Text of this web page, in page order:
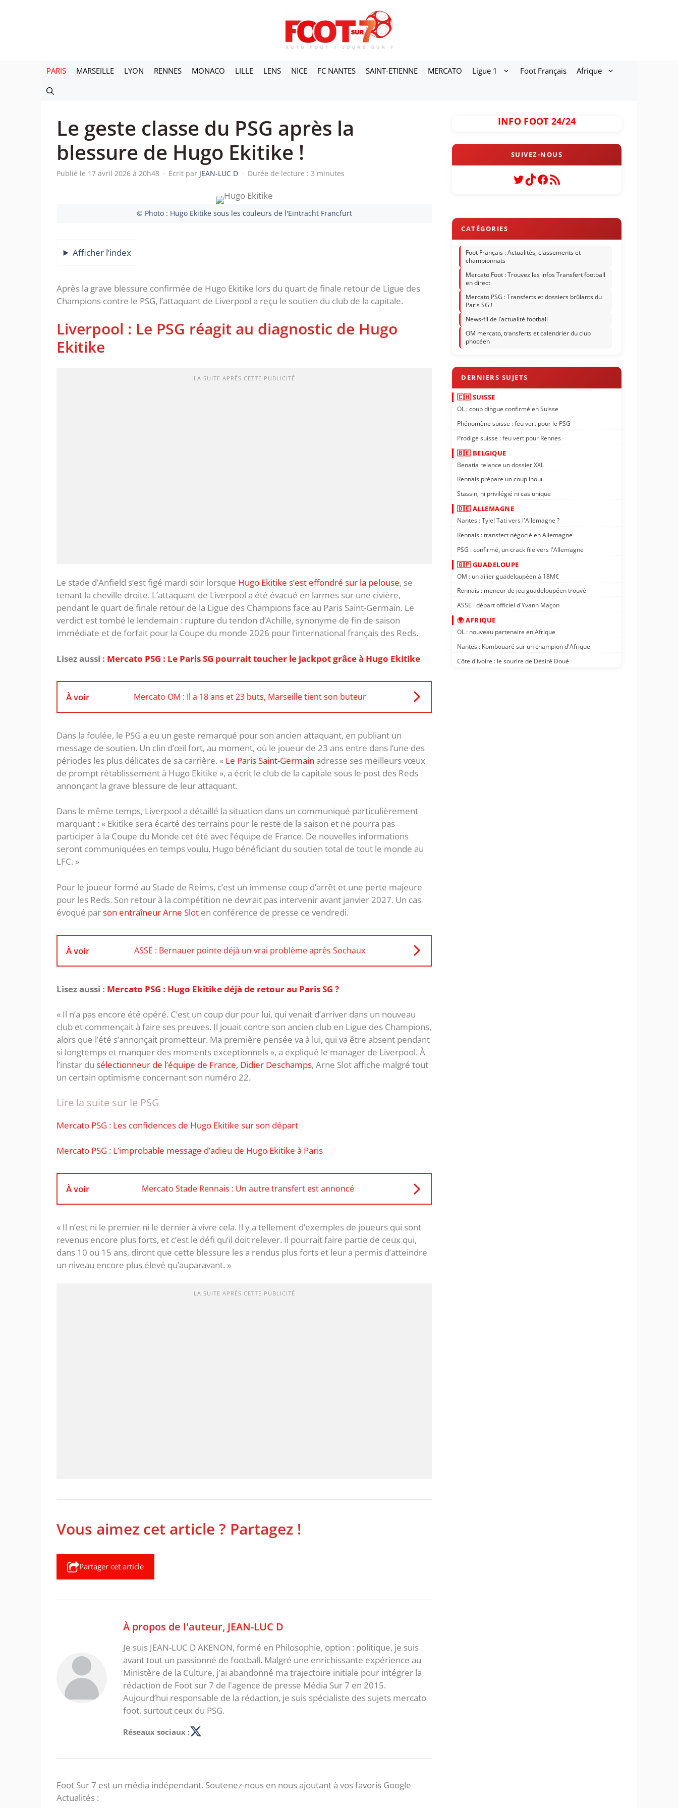
PARIS MARSEILLE LYON RENNES MONACO LILLE LENS NICE FC NANTES SAINT-ETIENNE MERCATO Ligue 1 Foot Français Afrique
Le geste classe du PSG après la
blessure de Hugo Ekitike !
Publié le 17 avril 2026 à 20h48 · Écrit par JEAN-LUC D · Durée de lecture : 3 minutes
© Photo : Hugo Ekitike sous les couleurs de l'Eintracht Francfurt
Afficher l’index
Après la grave blessure confirmée de Hugo Ekitike lors du quart de finale retour de Ligue des
Champions contre le PSG, l’attaquant de Liverpool a reçu le soutien du club de la capitale.
Liverpool : Le PSG réagit au diagnostic de Hugo
Ekitike
LA SUITE APRÈS CETTE PUBLICITÉ
Le stade d’Anfield s’est figé mardi soir lorsque Hugo Ekitike s’est effondré sur la pelouse, se
tenant la cheville droite. L’attaquant de Liverpool a été évacué en larmes sur une civière,
pendant le quart de finale retour de la Ligue des Champions face au Paris Saint-Germain. Le
verdict est tombé le lendemain : rupture du tendon d’Achille, synonyme de fin de saison
immédiate et de forfait pour la Coupe du monde 2026 pour l’international français des Reds.
Lisez aussi : Mercato PSG : Le Paris SG pourrait toucher le jackpot grâce à Hugo Ekitike
À voir Mercato OM : Il a 18 ans et 23 buts, Marseille tient son buteur
Dans la foulée, le PSG a eu un geste remarqué pour son ancien attaquant, en publiant un
message de soutien. Un clin d’œil fort, au moment, où le joueur de 23 ans entre dans l’une des
périodes les plus délicates de sa carrière. « Le Paris Saint-Germain adresse ses meilleurs vœux
de prompt rétablissement à Hugo Ekitike », a écrit le club de la capitale sous le post des Reds
annonçant la grave blessure de leur attaquant.
Dans le même temps, Liverpool a détaillé la situation dans un communiqué particulièrement
marquant : « Ekitike sera écarté des terrains pour le reste de la saison et ne pourra pas
participer à la Coupe du Monde cet été avec l’équipe de France. De nouvelles informations
seront communiquées en temps voulu, Hugo bénéficiant du soutien total de tout le monde au
LFC. »
Pour le joueur formé au Stade de Reims, c’est un immense coup d’arrêt et une perte majeure
pour les Reds. Son retour à la compétition ne devrait pas intervenir avant janvier 2027. Un cas
évoqué parson entraîneur Arne Slot en conférence de presse ce vendredi.
À voir ASSE : Bernauer pointe déjà un vrai problème après Sochaux
Lisez aussi : Mercato PSG : Hugo Ekitike déjà de retour au Paris SG ?
« Il n’a pas encore été opéré. C’est un coup dur pour lui, qui venait d’arriver dans un nouveau
club et commençait à faire ses preuves. Il jouait contre son ancien club en Ligue des Champions,
alors que l’été s’annonçait prometteur. Ma première pensée va à lui, qui va être absent pendant
si longtemps et manquer des moments exceptionnels », a expliqué le manager de Liverpool. À
l’instar du sélectionneur de l’équipe de France, Didier Deschamps, Arne Slot affiche malgré tout
un certain optimisme concernant son numéro 22.
Lire la suite sur le PSG
Mercato PSG : Les confidences de Hugo Ekitike sur son départ
Mercato PSG : L’improbable message d’adieu de Hugo Ekitike à Paris
À voir Mercato Stade Rennais : Un autre transfert est annoncé
« Il n’est ni le premier ni le dernier à vivre cela. Il y a tellement d’exemples de joueurs qui sont
revenus encore plus forts, et c’est le défi qu’il doit relever. Il pourrait faire partie de ceux qui,
dans 10 ou 15 ans, diront que cette blessure les a rendus plus forts et leur a permis d’atteindre
un niveau encore plus élevé qu’auparavant. »
LA SUITE APRÈS CETTE PUBLICITÉ
Vous aimez cet article ? Partagez !
Partager cet article
À propos de l'auteur, JEAN-LUC D
Je suis JEAN-LUC D AKENON, formé en Philosophie, option : politique, je suis
avant tout un passionné de football. Malgré une enrichissante expérience au
Ministère de la Culture, j'ai abandonné ma trajectoire initiale pour intégrer la
rédaction de Foot sur 7 de l'agence de presse Média Sur 7 en 2015.
Aujourd’hui responsable de la rédaction, je suis spécialiste des sujets mercato
foot, surtout ceux du PSG.
Réseaux sociaux :
Foot Sur 7 est un média indépendant. Soutenez-nous en nous ajoutant à vos favoris Google
Actualités :
INFO FOOT 24/24
Twitter
TikTok
Facebook
Flux RSS
Foot Français : Actualités, classements et
championnats
Mercato Foot : Trouvez les infos Transfert football
en direct
Mercato PSG : Transferts et dossiers brûlants du
Paris SG !
News-fil de l’actualité football
OM mercato, transferts et calendrier du club
phocéen
🇨🇭 SUISSE
OL : coup dingue confirmé en Suisse
Phénomène suisse : feu vert pour le PSG
Prodige suisse : feu vert pour Rennes
🇧🇪 BELGIQUE
Benatia relance un dossier XXL
Rennais prépare un coup inouï
Stassin, ni privilégié ni cas unique
🇩🇪 ALLEMAGNE
Nantes : Tylel Tati vers l'Allemagne ?
Rennais : transfert négocié en Allemagne
PSG : confirmé, un crack file vers l'Allemagne
🇬🇵 GUADELOUPE
OM : un ailier guadeloupéen à 18M€
Rennais : meneur de jeu guadeloupéen trouvé
ASSE : départ officiel d'Yvann Maçon
🌍 AFRIQUE
OL : nouveau partenaire en Afrique
Nantes : Kombouaré sur un champion d'Afrique
Côte d'Ivoire : le sourire de Désiré Doué